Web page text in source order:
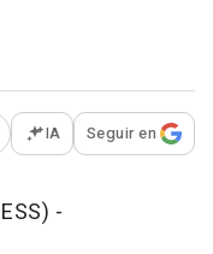
opciones para
IA Seguir en
-